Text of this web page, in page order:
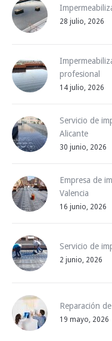
28 julio, 2026
profesional
14 julio, 2026
Servicio de
Alicante
30 junio, 2026
Empresa de
Valencia
16 junio, 2026
Servicio de
2 junio, 2026
Reparación
19 mayo, 2026